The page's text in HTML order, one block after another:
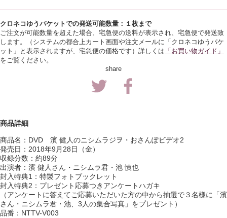
クロネコゆうパケットでの発送可能数量：１枚まで
ご注文が可能数量を超えた場合、宅急便の送料が表示され、宅急便で発送致
します。（ システムの都合上カート画面や注文メールに「クロネコゆうパケ
ット」と表示されますが、宅急便の価格です） 詳しくは 「お買い物ガイド」
をご覧ください。
share
商品詳細
商品名：DVD 濱 健人のニシムラジヲ・おさんぽビデオ2
発売日：2018年9月28日（金）
収録分数：約89分
出演者：濱 健人さん・ニシムラ君・池 慎也
封入特典1：特製フォトブックレット
封入特典2：プレゼント応募つきアンケートハガキ
（アンケートに答えてご応募いただいた方の中から抽選で３名様に「濱
さん・ニシムラ君・池、3人の集合写真」をプレゼント）
品番：NTTV-V003